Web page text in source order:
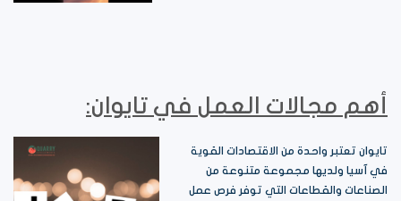
أهم مجالات العمل في تايوان:
تايوان تعتبر واحدة من الاقتصادات القوية
في آسيا ولديها مجموعة متنوعة من
الصناعات والقطاعات التي توفر فرص عمل